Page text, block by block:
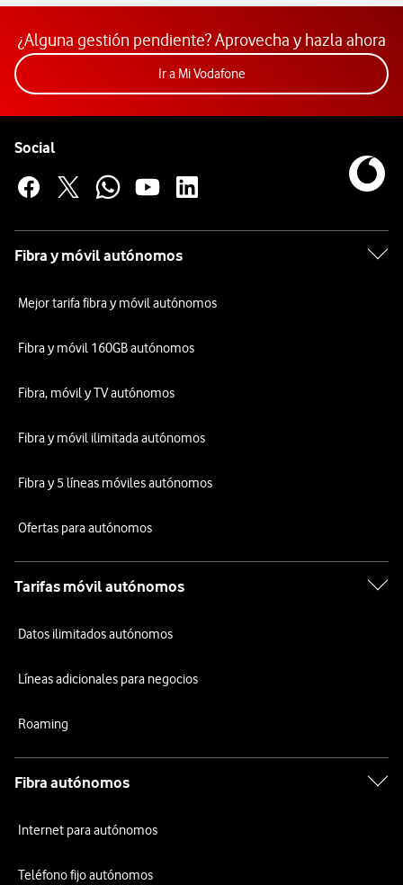
¿Alguna gestión pendiente? Aprovecha y hazla ahora
Ir a Mi VodafoneAcceder a la app Mi
Social
Fibra y móvil autónomos
Mejor tarifa fibra y móvil autónomos
Fibra y móvil 160GB autónomos
Fibra, móvil y TV autónomos
Fibra y móvil ilimitada autónomos
Fibra y 5 líneas móviles autónomos
Ofertas para autónomos
Tarifas móvil autónomos
Datos ilimitados autónomos
Líneas adicionales para negocios
Roaming
Fibra autónomos
Internet para autónomos
Teléfono fijo autónomos